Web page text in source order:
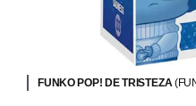
FUNKO POP! DE TRISTEZA